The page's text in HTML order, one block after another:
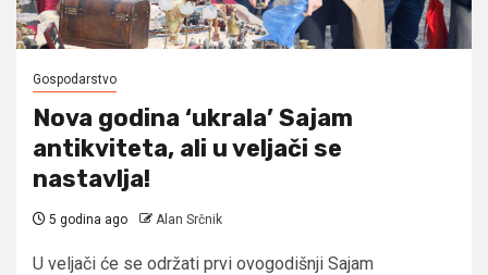
Gospodarstvo
Nova godina ‘ukrala’ Sajam
antikviteta, ali u veljači se
nastavlja!
5 godina ago Alan Srčnik
U veljači će se održati prvi ovogodišnji Sajam